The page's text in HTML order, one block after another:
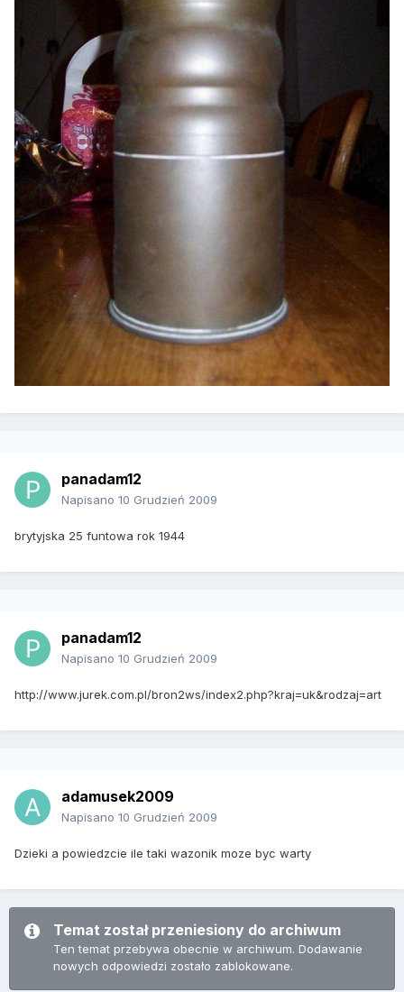
panadam12
Napisano 10 Grudzień 2009
brytyjska 25 funtowa rok 1944
panadam12
Napisano 10 Grudzień 2009
http://www.jurek.com.pl/bron2ws/index2.php?kraj=uk&rodzaj=art
adamusek2009
Napisano 10 Grudzień 2009
Dzieki a powiedzcie ile taki wazonik moze byc warty
Temat został przeniesiony do archiwum
Ten temat przebywa obecnie w archiwum. Dodawanie
nowych odpowiedzi zostało zablokowane.